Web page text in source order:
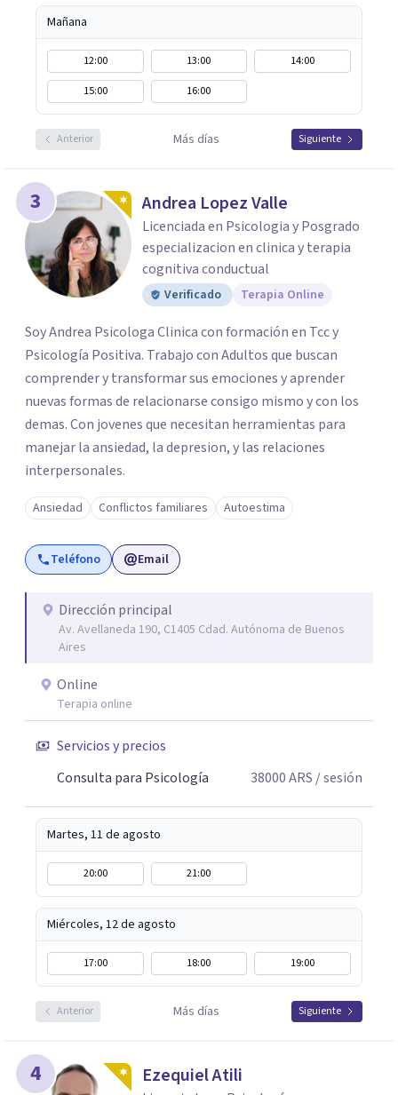
Mañana
12:00 13:00
14:00
15:00
16:00
Anterior Más días Siguiente
3 Andrea Lopez Valle
Licenciada en Psicologia y Posgrado
especializacion en clinica y terapia
cognitiva conductual
Verificado Terapia Online
Soy Andrea Psicologa Clinica con formación en Tcc y
Psicología Positiva. Trabajo con Adultos que buscan
comprender y transformar sus emociones y aprender
nuevas formas de relacionarse consigo mismo y con los
demas. Con jovenes que necesitan herramientas para
manejar la ansiedad, la depresion, y las relaciones
interpersonales.
Ansiedad Conflictos familiares Autoestima
Teléfono Email
Dirección principal
Av. Avellaneda 190, C1405 Cdad. Autónoma de Buenos
Aires
Online
Terapia online
Servicios y precios
Consulta para Psicología
38000ARS / sesión
Martes, 11 de agosto
20:00 21:00
Miércoles, 12 de agosto
17:00 18:00 19:00
Anterior Más días Siguiente
4 Ezequiel Atili